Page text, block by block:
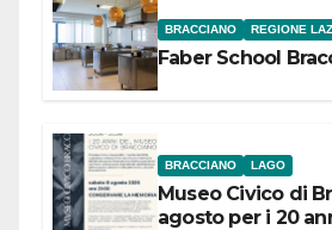
BRACCIANO REGIONE
Faber School
BRACCIANO LAGO
Museo Civico di
agosto per i 20